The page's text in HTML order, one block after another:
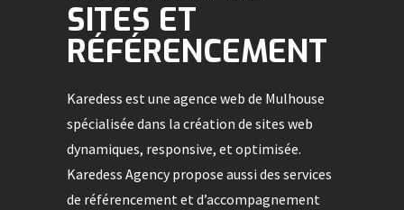
SITES ET
RÉFÉRENCEMENT
Karedess est une agence web de Mulhouse
spécialisée dans la création de sites web
dynamiques, responsive, et optimisée.
Karedess Agency propose aussi des services
de référencement et d’accompagnement